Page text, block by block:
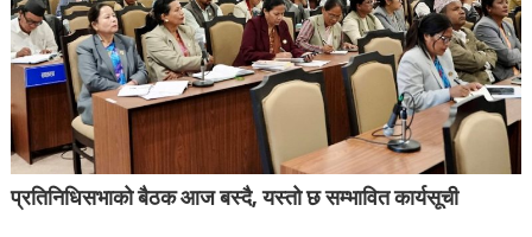
प्रतिनिधिसभाको बैठक आज बस्दै, यस्तो छ सम्भावित कार्यसूची